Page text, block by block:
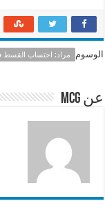
e
b
o
k
l
الوسوم مراد: احتساب القسط في
عن mcg